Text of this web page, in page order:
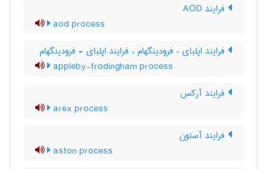
فرایند AOD
aod process
فرایند اپلبای – فرودینگهام ، فرایند اپلبای - فرودینگهام
appleby-frodingham process
فرایند آرکس
arex process
فرایند آستون
aston process